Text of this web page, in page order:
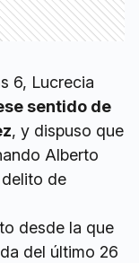
6, Lucrecia
sentido de
, y dispuso que
Alberto
de
desde la que
del último 26